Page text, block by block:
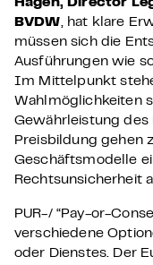
Hagen, Director
BVDW, hat klare
müssen sich die
Ausführungen wie
Im Mittelpunkt
Wahlmöglichkeiten
Gewährleistung des
Preisbildung gehen
Geschäftsmodelle
Rechtsunsicherheit
PUR-/ “Pay-or-
verschiedene
oder Dienstes. Der